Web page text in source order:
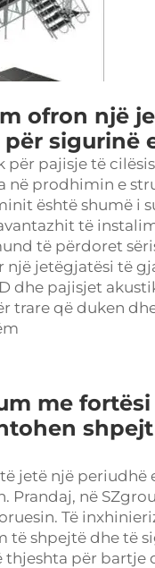
ofron një
sigurinë
për pajisje të
prodhimin e
është shumë i
të
të përdoret
jetëgjatësi të
dhe pajisjet
trare që duken
me
jetë një periudhë
Prandaj, në
Të
shpejtë dhe të
thjeshta për